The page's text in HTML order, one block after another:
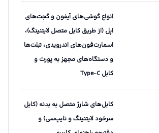
انواع گوشی‌های آیفون و گجت‌های
اپل (از طریق کابل متصل لایتنینگ)،
اسمارت‌فون‌های اندرویدی، تبلت‌ها
و دستگاه‌های مجهز به پورت و
کابل Type-C
کابل‌های شارژ متصل به بدنه (کابل
سرخود لایتنینگ و تایپ‌سی) و